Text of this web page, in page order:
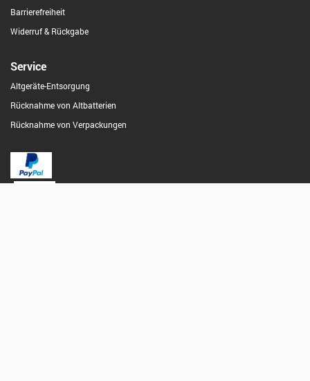
Barrierefreiheit
Widerruf & Rückgabe
Service
Altgeräte-Entsorgung
Rücknahme von Altbatterien
Rücknahme von Verpackungen